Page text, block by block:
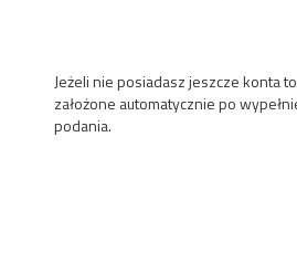
Jeżeli nie posiadasz jeszcze konta
założone automatycznie po
podania.